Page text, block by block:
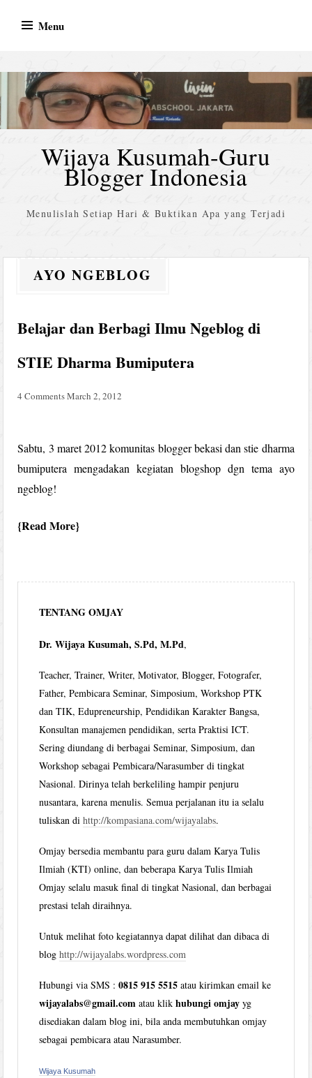
Menu
Wijaya Kusumah-Guru
Blogger Indonesia
Menulislah Setiap Hari & Buktikan Apa yang Terjadi
AYO NGEBLOG
Belajar dan Berbagi Ilmu Ngeblog di
STIE Dharma Bumiputera
4 CommentsMarch 2, 2012
Sabtu, 3 maret 2012 komunitas blogger bekasi dan stie dharma
bumiputera mengadakan kegiatan blogshop dgn tema ayo
ngeblog!
Read More
TENTANG OMJAY
Dr. Wijaya Kusumah, S.Pd, M.Pd,
Teacher, Trainer, Writer, Motivator, Blogger, Fotografer,
Father, Pembicara Seminar, Simposium, Workshop PTK
dan TIK, Edupreneurship, Pendidikan Karakter Bangsa,
Konsultan manajemen pendidikan, serta Praktisi ICT.
Sering diundang di berbagai Seminar, Simposium, dan
Workshop sebagai Pembicara/Narasumber di tingkat
Nasional. Dirinya telah berkeliling hampir penjuru
nusantara, karena menulis. Semua perjalanan itu ia selalu
tuliskan dihttp://kompasiana.com/wijayalabs.
Omjay bersedia membantu para guru dalam Karya Tulis
Ilmiah (KTI) online, dan beberapa Karya Tulis Ilmiah
Omjay selalu masuk final di tingkat Nasional, dan berbagai
prestasi telah diraihnya.
Untuk melihat foto kegiatannya dapat dilihat dan dibaca di
bloghttp://wijayalabs.wordpress.com
Hubungi via SMS :0815 915 5515 atau kirimkan email ke
wijayalabs@gmail.com atau klikhubungi omjay yg
disediakan dalam blog ini, bila anda membutuhkan omjay
sebagai pembicara atau Narasumber.
Wijaya Kusumah